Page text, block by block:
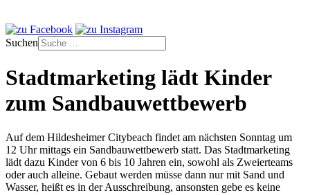
Suchen
Stadtmarketing lädt Kinder
zum Sandbauwettbewerb
Auf dem Hildesheimer Citybeach findet am nächsten Sonntag um
12 Uhr mittags ein Sandbauwettbewerb statt. Das Stadtmarketing
lädt dazu Kinder von 6 bis 10 Jahren ein, sowohl als Zweierteams
oder auch alleine. Gebaut werden müsse dann nur mit Sand und
Wasser, heißt es in der Ausschreibung, ansonsten gebe es keine